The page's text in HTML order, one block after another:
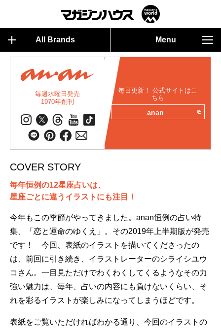
All Brands Menu
毎週水曜日発売
1970年創刊
毎日更新！ 公式サイトはこ
ちら
anan
COVER STORY
毎年恒例の12星座占いは、
星座ごとに違うイラストにも注目！
今年もこの季節がやってきました。anan恒例の占い特
集、「恋と運命のゆくえ」。その2019年上半期版が発売
です！ 今回、表紙のイラストを描いてくださったの
は、前回に引き続き、イラストレーターのシライシユウ
コさん。一目見ただけでわくわくしてくるようなその力
強い魅力は、毎年、占いの内容にも負けないくらい、そ
れを彩るイラストが楽しみになってしまうほどです。
表紙をご覧いただければわかる通り、今回のイラストの